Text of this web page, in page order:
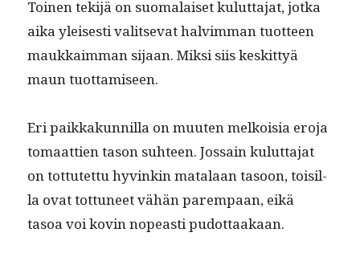
Toinen tek­i­jä on suo­ma­laiset kulut­ta­jat, jot­ka
aika yleis­es­ti val­it­se­vat halvim­man tuot­teen
maukkaim­man sijaan. Mik­si siis keskit­tyä
maun tuottamiseen.
Eri paikkakun­nil­la on muuten melkoisia ero­ja
tomaat­tien tason suh­teen. Jos­sain kulut­ta­jat
on tot­tutet­tu hyvinkin mata­laan tasoon, toisil­
la ovat tot­tuneet vähän parem­paan, eikä
tasoa voi kovin nopeasti pudottaakaan.